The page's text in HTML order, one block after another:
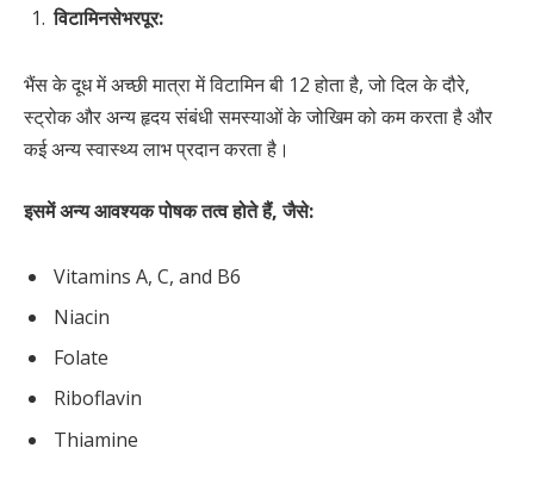
विटामिनसेभरपूर:
भैंस के दूध में अच्छी मात्रा में विटामिन बी 12 होता है, जो दिल के दौरे,
स्ट्रोक और अन्य हृदय संबंधी समस्याओं के जोखिम को कम करता है और
कई अन्य स्वास्थ्य लाभ प्रदान करता है।
इसमेंअन्यआवश्यकपोषकतत्वहोतेहैं,जैसे:
Vitamins A, C, and B6
Niacin
Folate
Riboflavin
Thiamine